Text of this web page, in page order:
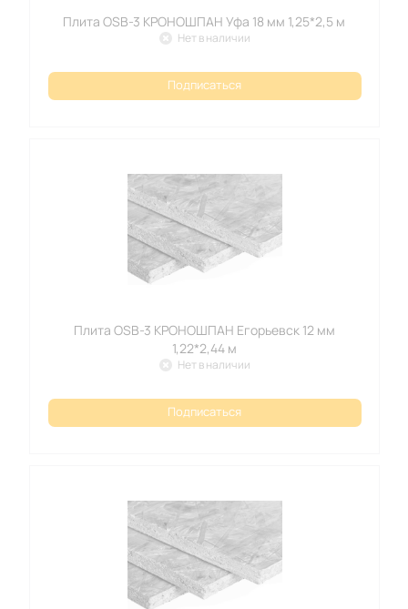
Плита OSB-3 КРОНОШПАН Уфа 18 мм 1,25*2,5 м
Нет в наличии
Подписаться
Плита OSB-3 КРОНОШПАН Егорьевск 12 мм
1,22*2,44 м
Нет в наличии
Подписаться